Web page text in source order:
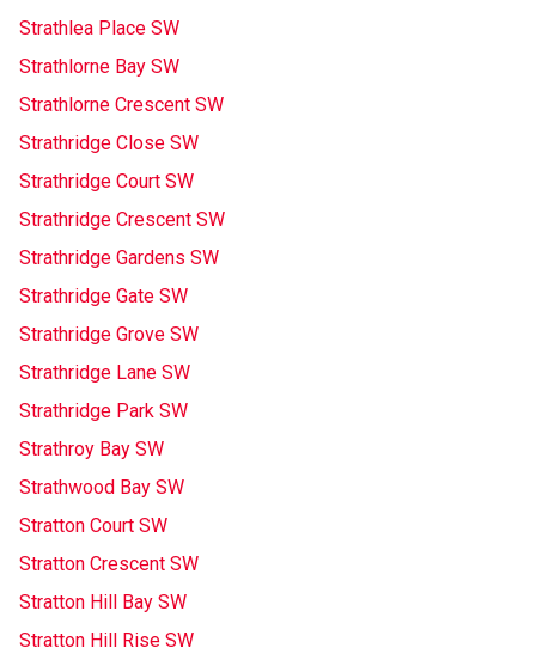
Strathlea Place SW
Strathlorne Bay SW
Strathlorne Crescent SW
Strathridge Close SW
Strathridge Court SW
Strathridge Crescent SW
Strathridge Gardens SW
Strathridge Gate SW
Strathridge Grove SW
Strathridge Lane SW
Strathridge Park SW
Strathroy Bay SW
Strathwood Bay SW
Stratton Court SW
Stratton Crescent SW
Stratton Hill Bay SW
Stratton Hill Rise SW